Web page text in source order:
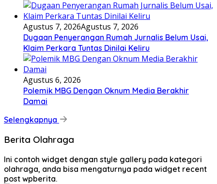
Agustus 7, 2026Agustus 7, 2026
Dugaan Penyerangan Rumah Jurnalis Belum Usai,
Klaim Perkara Tuntas Dinilai Keliru
Agustus 6, 2026
Polemik MBG Dengan Oknum Media Berakhir
Damai
Selengkapnya
Berita Olahraga
Ini contoh widget dengan style gallery pada kategori
olahraga, anda bisa mengaturnya pada widget recent
post wpberita.